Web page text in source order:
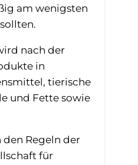
am wenigsten
nach der
in
tierische
und Fette sowie
den Regeln der
für